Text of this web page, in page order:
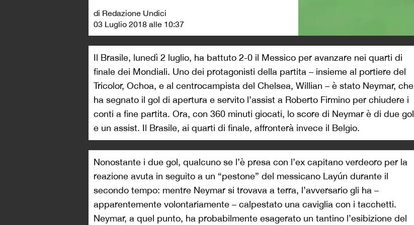
di Redazione Undici
03 Luglio 2018 alle 10:37
Il Brasile, lunedì 2 luglio, ha battuto 2-0 il Messico per avanzare nei quarti di
finale dei Mondiali. Uno dei protagonisti della partita – insieme al portiere del
Tricolor, Ochoa, e al centrocampista del Chelsea, Willian – è stato Neymar, che
ha segnato il gol di apertura e servito l’assist a Roberto Firmino per chiudere i
conti a fine partita. Ora, con 360 minuti giocati, lo score di Neymar è di due gol
e un assist. Il Brasile, ai quarti di finale, affronterà invece il Belgio.
Nonostante i due gol, qualcuno se l’è presa con l’ex capitano verdeoro per la
reazione avuta in seguito a un “pestone” del messicano Layún durante il
secondo tempo: mentre Neymar si trovava a terra, l’avversario gli ha –
apparentemente volontariamente – calpestato una caviglia con i tacchetti.
Neymar, a quel punto, ha probabilmente esagerato un tantino l’esibizione del